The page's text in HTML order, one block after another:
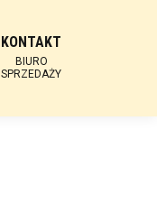
KONTAKT
BIURO
SPRZEDAŻY